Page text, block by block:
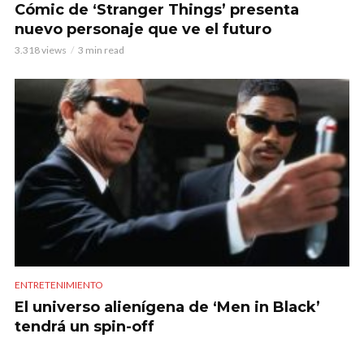
Cómic de ‘Stranger Things’ presenta
nuevo personaje que ve el futuro
3.318 views 3 min read
ENTRETENIMIENTO
El universo alienígena de ‘Men in Black’
tendrá un spin-off